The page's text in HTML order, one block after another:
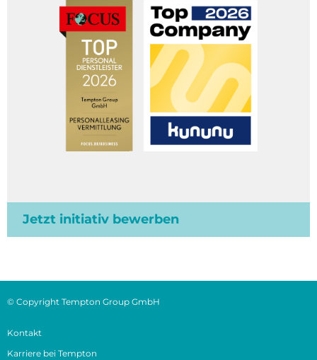
Jetzt initiativ bewerben
© Copyright Tempton Group GmbH
Kontakt
Karriere bei Tempton